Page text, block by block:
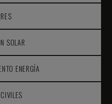
SOLAR
ENERGÍA